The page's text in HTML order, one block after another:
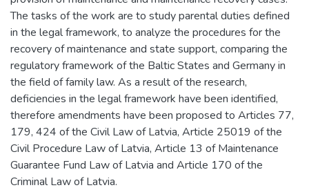
The tasks of the work are to study parental duties defined
in the legal framework, to analyze the procedures for the
recovery of maintenance and state support, comparing the
regulatory framework of the Baltic States and Germany in
the field of family law. As a result of the research,
deficiencies in the legal framework have been identified,
therefore amendments have been proposed to Articles 77,
179, 424 of the Civil Law of Latvia, Article 25019 of the
Civil Procedure Law of Latvia, Article 13 of Maintenance
Guarantee Fund Law of Latvia and Article 170 of the
Criminal Law of Latvia.